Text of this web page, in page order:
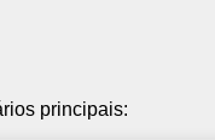
principais: